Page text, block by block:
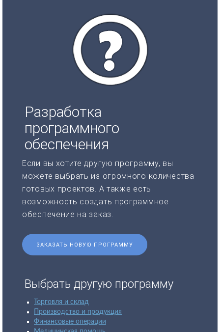
Разработка
программного
обеспечения
Если вы хотите другую программу, вы
можете выбрать из огромного количества
готовых проектов. А также есть
возможность создать программное
обеспечение на заказ.
ЗАКАЗАТЬ НОВУЮ ПРОГРАММУ
Выбрать другую программу
Торговля и склад
Производство и продукция
Финансовые операции